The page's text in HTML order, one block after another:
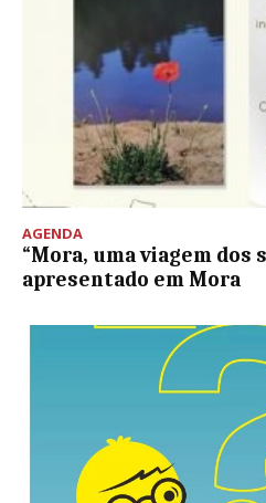
AGENDA
“Mora, uma viagem dos
apresentado em Mora